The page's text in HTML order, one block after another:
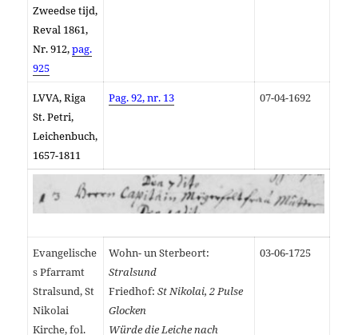
Zweedse tijd,
Reval 1861,
Nr. 912,pag.
925
LVVA, Riga
St. Petri,
Leichenbuch,
1657-1811
Pag. 92, nr. 13 07-04-1692
Evangelische
s Pfarramt
Stralsund, St
Nikolai
Kirche, fol.
Wohn- un Sterbeort:
Stralsund
Friedhof:St Nikolai, 2 Pulse
Glocken
Würde die Leiche nach
03-06-1725